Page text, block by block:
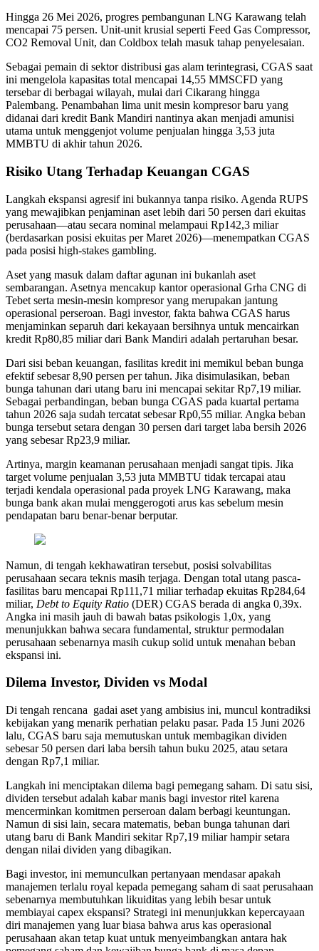
Hingga 26 Mei 2026, progres pembangunan LNG Karawang telah
mencapai 75 persen. Unit-unit krusial seperti Feed Gas Compressor,
CO2 Removal Unit, dan Coldbox telah masuk tahap penyelesaian.
Sebagai pemain di sektor distribusi gas alam terintegrasi, CGAS saat
ini mengelola kapasitas total mencapai 14,55 MMSCFD yang
tersebar di berbagai wilayah, mulai dari Cikarang hingga
Palembang. Penambahan lima unit mesin kompresor baru yang
didanai dari kredit Bank Mandiri nantinya akan menjadi amunisi
utama untuk menggenjot volume penjualan hingga 3,53 juta
MMBTU di akhir tahun 2026.
Risiko Utang Terhadap Keuangan CGAS
Langkah ekspansi agresif ini bukannya tanpa risiko. Agenda RUPS
yang mewajibkan penjaminan aset lebih dari 50 persen dari ekuitas
perusahaan—atau secara nominal melampaui Rp142,3 miliar
(berdasarkan posisi ekuitas per Maret 2026)—menempatkan CGAS
pada posisi high-stakes gambling.
Aset yang masuk dalam daftar agunan ini bukanlah aset
sembarangan. Asetnya mencakup kantor operasional Grha CNG di
Tebet serta mesin-mesin kompresor yang merupakan jantung
operasional perseroan. Bagi investor, fakta bahwa CGAS harus
menjaminkan separuh dari kekayaan bersihnya untuk mencairkan
kredit Rp80,85 miliar dari Bank Mandiri adalah pertaruhan besar.
Dari sisi beban keuangan, fasilitas kredit ini memikul beban bunga
efektif sebesar 8,90 persen per tahun. Jika disimulasikan, beban
bunga tahunan dari utang baru ini mencapai sekitar Rp7,19 miliar.
Sebagai perbandingan, beban bunga CGAS pada kuartal pertama
tahun 2026 saja sudah tercatat sebesar Rp0,55 miliar. Angka beban
bunga tersebut setara dengan 30 persen dari target laba bersih 2026
yang sebesar Rp23,9 miliar.
Artinya, margin keamanan perusahaan menjadi sangat tipis. Jika
target volume penjualan 3,53 juta MMBTU tidak tercapai atau
terjadi kendala operasional pada proyek LNG Karawang, maka
bunga bank akan mulai menggerogoti arus kas sebelum mesin
pendapatan baru benar-benar berputar.
Namun, di tengah kekhawatiran tersebut, posisi solvabilitas
perusahaan secara teknis masih terjaga. Dengan total utang pasca-
fasilitas baru mencapai Rp111,71 miliar terhadap ekuitas Rp284,64
miliar, Debt to Equity Ratio (DER) CGAS berada di angka 0,39x.
Angka ini masih jauh di bawah batas psikologis 1,0x, yang
menunjukkan bahwa secara fundamental, struktur permodalan
perusahaan sebenarnya masih cukup solid untuk menahan beban
ekspansi ini.
Dilema Investor, Dividen vs Modal
Di tengah rencana gadai aset yang ambisius ini, muncul kontradiksi
kebijakan yang menarik perhatian pelaku pasar. Pada 15 Juni 2026
lalu, CGAS baru saja memutuskan untuk membagikan dividen
sebesar 50 persen dari laba bersih tahun buku 2025, atau setara
dengan Rp7,1 miliar.
Langkah ini menciptakan dilema bagi pemegang saham. Di satu sisi,
dividen tersebut adalah kabar manis bagi investor ritel karena
mencerminkan komitmen perseroan dalam berbagi keuntungan.
Namun di sisi lain, secara matematis, beban bunga tahunan dari
utang baru di Bank Mandiri sekitar Rp7,19 miliar hampir setara
dengan nilai dividen yang dibagikan.
Bagi investor, ini memunculkan pertanyaan mendasar apakah
manajemen terlalu royal kepada pemegang saham di saat perusahaan
sebenarnya membutuhkan likuiditas yang lebih besar untuk
membiayai capex ekspansi? Strategi ini menunjukkan kepercayaan
diri manajemen yang luar biasa bahwa arus kas operasional
perusahaan akan tetap kuat untuk menyeimbangkan antara hak